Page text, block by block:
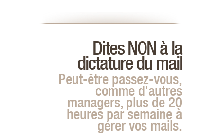
Dites NON à la
dictature du mail
Peut-être passez-vous,
comme d'autres
managers, plus de 20
heures par semaine à
gérer vos mails.